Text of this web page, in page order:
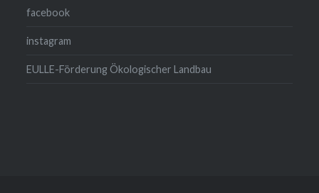
facebook
instagram
EULLE-Förderung Ökologischer Landbau